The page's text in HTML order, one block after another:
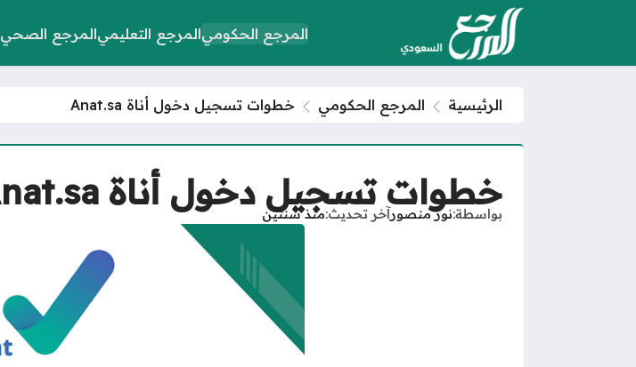
المرجع الحكوميالمرجع التعليميالمرجع الصحي
الرئيسية المرجع الحكومي خطوات تسجيل دخول أناة Anat.sa
خطوات تسجيل دخول أناة Anat.sa
بواسطة نور منصورآخر تحديث منذ سنتين